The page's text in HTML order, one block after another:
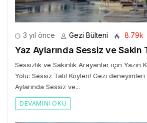
3 yıl önce Gezi Bülteni 8.79k
Yaz Aylarında Sessiz ve Sakin
Sessizlik ve Sakinlik Arayanlar için Yazın
Yolu: Sessiz Tatil Köyleri! Gezi deneyimleri
Aylarında Sessiz ve...
DEVAMINI OKU